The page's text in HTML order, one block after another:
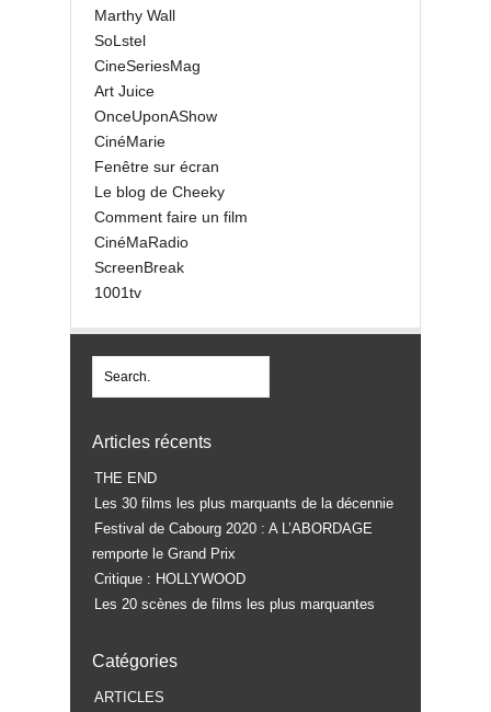
Marthy Wall
SoLstel
CineSeriesMag
Art Juice
OnceUponAShow
CinéMarie
Fenêtre sur écran
Le blog de Cheeky
Comment faire un film
CinéMaRadio
ScreenBreak
1001tv
Articles récents
THE END
Les 30 films les plus marquants de la décennie
Festival de Cabourg 2020 : A L’ABORDAGE
remporte le Grand Prix
Critique : HOLLYWOOD
Les 20 scènes de films les plus marquantes
Catégories
ARTICLES